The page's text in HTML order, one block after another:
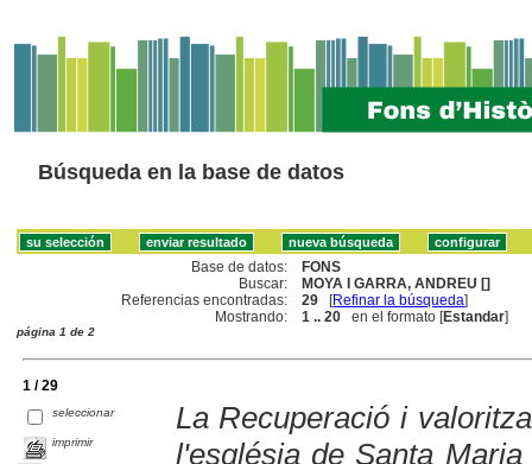
Búsqueda en la base de datos
Base de datos:
FONS
Buscar:
MOYA I GARRA, ANDREU []
Referencias encontradas:
29 [Refinar la búsqueda]
Mostrando:
1 .. 20 en el formato [Estandar]
página 1 de 2
1 / 29
seleccionar
imprimir
La Recuperació i
l'església de Santa